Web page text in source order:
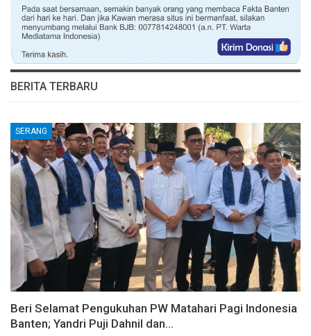
BERITA TERBARU
SERANG
Beri Selamat Pengukuhan PW Matahari Pagi Indonesia
Banten; Yandri Puji Dahnil dan…